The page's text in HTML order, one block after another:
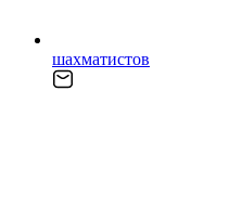
шахматистов